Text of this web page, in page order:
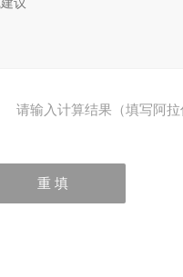
请输入计算结果（填写阿